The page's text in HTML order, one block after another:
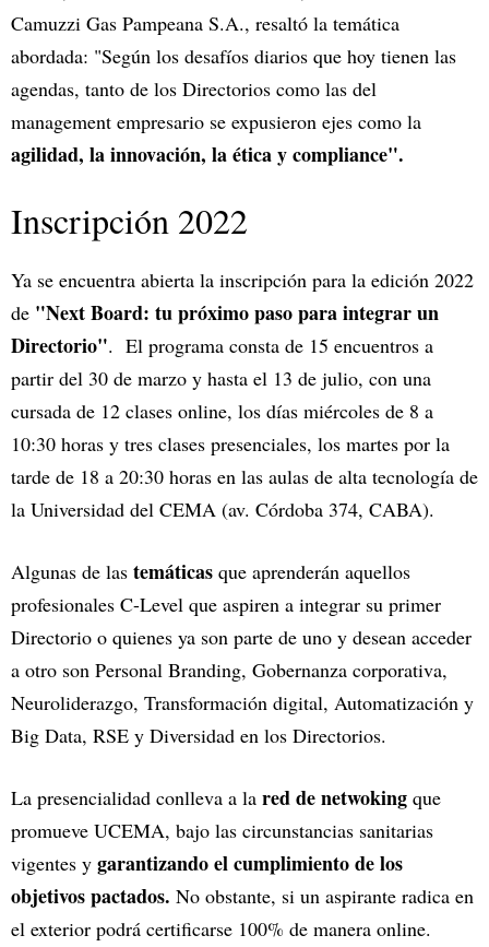
Camuzzi Gas Pampeana S.A., resaltó la temática
abordada: "Según los desafíos diarios que hoy tienen las
agendas, tanto de los Directorios como las del
management empresario se expusieron ejes como la
agilidad, la innovación, la ética y compliance".
Inscripción 2022
Ya se encuentra abierta la inscripción para la edición 2022
de "Next Board: tu próximo paso para integrar un
Directorio". El programa consta de 15 encuentros a
partir del 30 de marzo y hasta el 13 de julio, con una
cursada de 12 clases online, los días miércoles de 8 a
10:30 horas y tres clases presenciales, los martes por la
tarde de 18 a 20:30 horas en las aulas de alta tecnología de
la Universidad del CEMA (av. Córdoba 374, CABA).
Algunas de las temáticas que aprenderán aquellos
profesionales C-Level que aspiren a integrar su primer
Directorio o quienes ya son parte de uno y desean acceder
a otro son Personal Branding, Gobernanza corporativa,
Neuroliderazgo, Transformación digital, Automatización y
Big Data, RSE y Diversidad en los Directorios.
La presencialidad conlleva a la red de netwoking que
promueve UCEMA, bajo las circunstancias sanitarias
vigentes y garantizando el cumplimiento de los
objetivos pactados. No obstante, si un aspirante radica en
el exterior podrá certificarse 100% de manera online.